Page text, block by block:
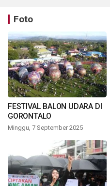
Foto
FESTIVAL BALON UDARA DI
GORONTALO
Minggu, 7 September 2025